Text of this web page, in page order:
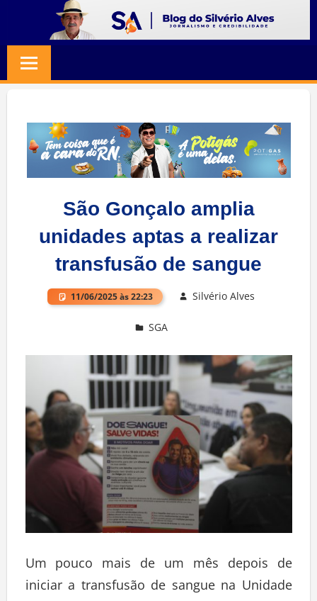
content
SILVERIO
ALVES
Jornalismo
Credibilidade
São Gonçalo amplia
unidades aptas a realizar
transfusão de sangue
11/06/2025 às 22:23 Silvério Alves
SGA
Um pouco mais de um mês depois de
iniciar a transfusão de sangue na Unidade